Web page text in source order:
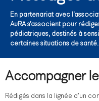
En partenariat avec
AuRA s’associent pour
pédiatriques, destinés à
certaines situations de santé.
Accompagner
Rédigés dans la lignée d’un